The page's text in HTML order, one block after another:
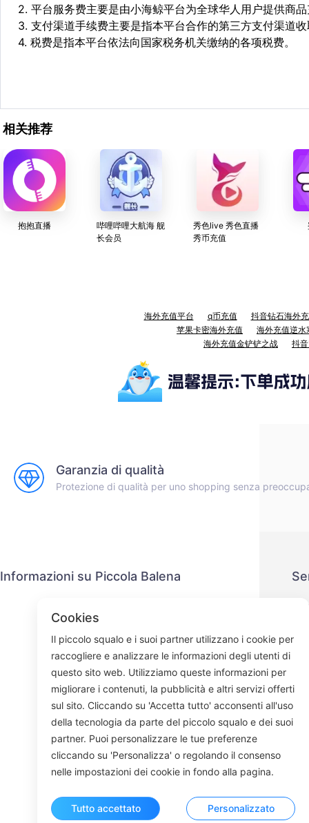
2. 平台服务费主要是由小海鲸平台为全球华人用户提供商
3. 支付渠道手续费主要是指本平台合作的第三方支付渠道
4. 税费是指本平台依法向国家税务机关缴纳的各项税费。
相关推荐
抱抱直播
哔哩哔哩大航海 舰
长会员
秀色live 秀色直播
秀币充值
海外充值平台 q币充值
抖音钻石海外
苹果卡密海外充值
海外充值逆水
海外充值金铲铲之战
抖
Garanzia di qualità
Protezione di qualità per uno shopping senza
Informazioni su Piccola Balena
Processo di spedizione
Processo di rimborso
Chi siamo
ROOM
Cookies
Il piccolo squalo e i suoi partner utilizzano i cookie per
raccogliere e analizzare le informazioni degli utenti di
questo sito web. Utilizziamo queste informazioni per
migliorare i contenuti, la pubblicità e altri servizi offerti
sul sito. Cliccando su 'Accetta tutto' acconsenti all'uso
della tecnologia da parte del piccolo squalo e dei suoi
partner. Puoi personalizzare le tue preferenze
cliccando su 'Personalizza' o regolando il consenso
nelle impostazioni dei cookie in fondo alla pagina.
Tutto accettato Personalizzato